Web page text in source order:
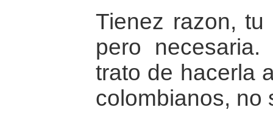
Tienez razon,
pero
trato de hacerla
colombianos, no